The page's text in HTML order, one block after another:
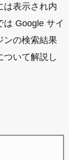
は表示され内
Google サイ
ンの検索結果
ついて解説し